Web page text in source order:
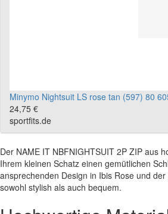
Minymo Nightsuit LS rose tan (597) 80
24,75 €
sportfits.de
Der NAME IT NBFNIGHTSUIT 2P ZIP aus
Ihrem kleinen Schatz einen gemütlichen
ansprechenden Design in Ibis Rose und
sowohl stylish als auch bequem.